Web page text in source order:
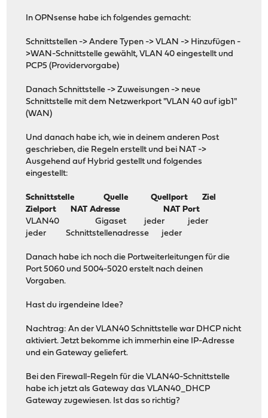
In OPNsense habe ich folgendes gemacht:
Schnittstellen -> Andere Typen -> VLAN -> Hinzufügen -
>WAN-Schnittstelle gewählt, VLAN 40 eingestellt und
PCP5 (Providervorgabe)
Danach Schnittstelle -> Zuweisungen -> neue
Schnittstelle mit dem Netzwerkport "VLAN 40 auf igb1"
(WAN)
Und danach habe ich, wie in deinem anderen Post
geschrieben, die Regeln erstellt und bei NAT ->
Ausgehend auf Hybrid gestellt und folgendes
eingestellt:
Schnittstelle Quelle Quellport Ziel
Zielport NAT Adresse NAT Port
VLAN40 Gigaset jeder jeder
jeder Schnittstellenadresse jeder
Danach habe ich noch die Portweiterleitungen für die
Port 5060 und 5004-5020 erstelt nach deinen
Vorgaben.
Hast du irgendeine Idee?
Nachtrag: An der VLAN40 Schnittstelle war DHCP nicht
aktiviert. Jetzt bekomme ich immerhin eine IP-Adresse
und ein Gateway geliefert.
Bei den Firewall-Regeln für die VLAN40-Schnittstelle
habe ich jetzt als Gateway das VLAN40_DHCP
Gateway zugewiesen. Ist das so richtig?